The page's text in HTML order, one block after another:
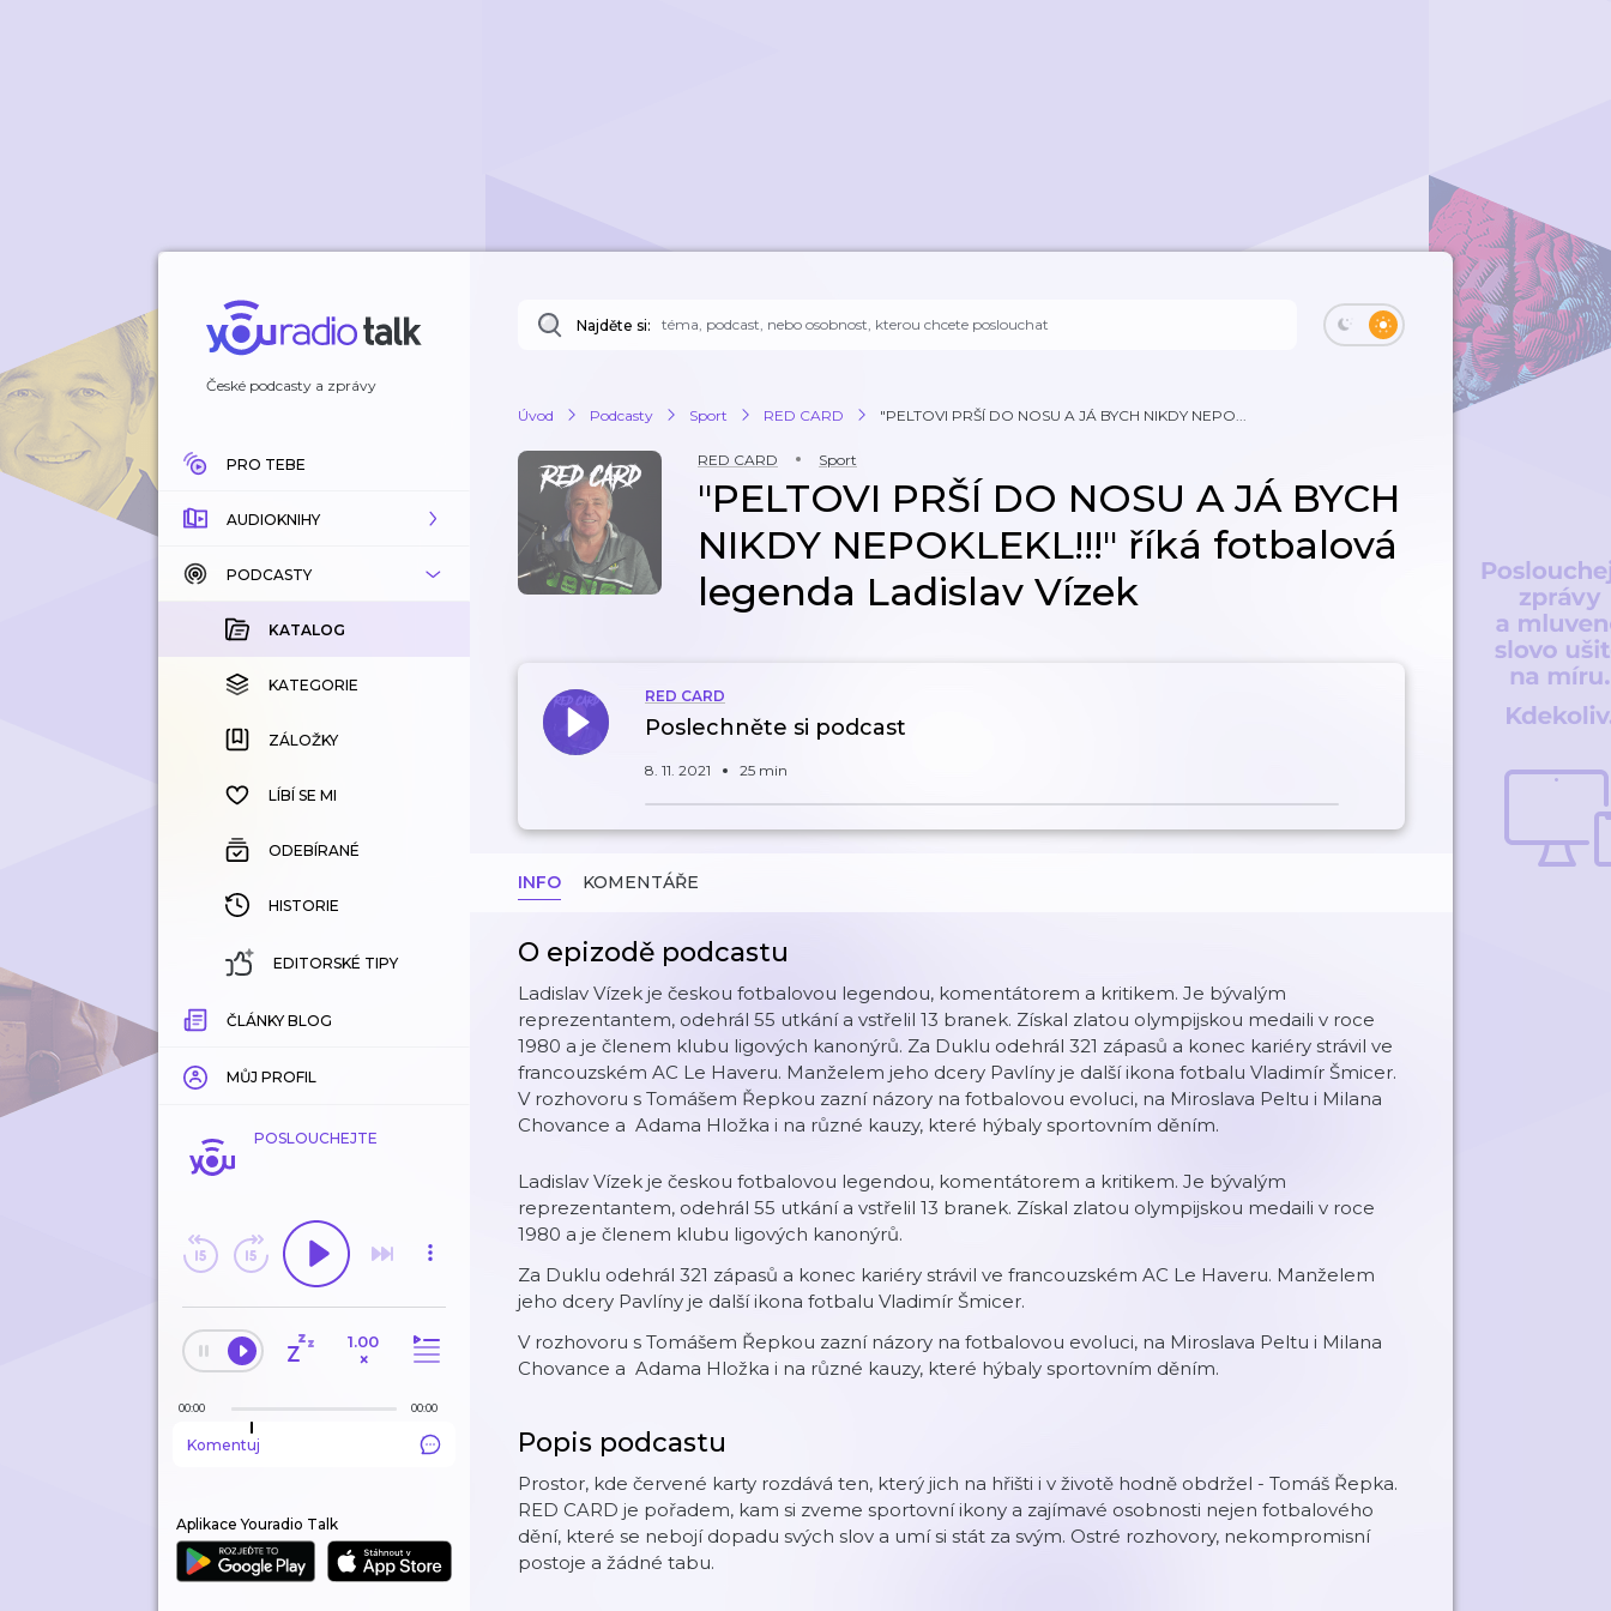
České podcasty a zprávy
PRO TEBE
AUDIOKNIHY
KATALOG
KOUPENÉ
KATEGORIE
ZÁLOŽKY
HISTORIE
PODCASTY
KATALOG
KATEGORIE
ZÁLOŽKY
LÍBÍ SE MI
ODEBÍRANÉ
HISTORIE
EDITORSKÉ TIPY
ČLÁNKY BLOG
MŮJ PROFIL
POSLOUCHEJTE
1.00
×
00:00 00:00
Komentuj
Aplikace Youradio Talk
Najděte si:
Úvod Podcasty Sport RED CARD "PELTOVI PRŠÍ DO NOSU A JÁ BYCH NIKDY NEPO...
RED CARD Sport
"PELTOVI PRŠÍ DO NOSU A JÁ BYCH
NIKDY NEPOKLEKL!!!" říká fotbalová
legenda Ladislav Vízek
RED CARD
Poslechněte si podcast
8. 11. 2021 25 min
INFO KOMENTÁŘE
O epizodě podcastu
Ladislav Vízek je českou fotbalovou legendou, komentátorem a kritikem. Je bývalým
reprezentantem, odehrál 55 utkání a vstřelil 13 branek. Získal zlatou olympijskou medaili v roce
1980 a je členem klubu ligových kanonýrů. Za Duklu odehrál 321 zápasů a konec kariéry strávil ve
francouzském AC Le Haveru. Manželem jeho dcery Pavlíny je další ikona fotbalu Vladimír Šmicer.
V rozhovoru s Tomášem Řepkou zazní názory na fotbalovou evoluci, na Miroslava Peltu i Milana
Chovance a Adama Hložka i na různé kauzy, které hýbaly sportovním děním.
Ladislav Vízek je českou fotbalovou legendou, komentátorem a kritikem. Je bývalým
reprezentantem, odehrál 55 utkání a vstřelil 13 branek. Získal zlatou olympijskou medaili v roce
1980 a je členem klubu ligových kanonýrů.
Za Duklu odehrál 321 zápasů a konec kariéry strávil ve francouzském AC Le Haveru. Manželem
jeho dcery Pavlíny je další ikona fotbalu Vladimír Šmicer.
V rozhovoru s Tomášem Řepkou zazní názory na fotbalovou evoluci, na Miroslava Peltu i Milana
Chovance a Adama Hložka i na různé kauzy, které hýbaly sportovním děním.
Popis podcastu
Prostor, kde červené karty rozdává ten, který jich na hřišti i v životě hodně obdržel - Tomáš Řepka.
RED CARD je pořadem, kam si zveme sportovní ikony a zajímavé osobnosti nejen fotbalového
dění, které se nebojí dopadu svých slov a umí si stát za svým. Ostré rozhovory, nekompromisní
postoje a žádné tabu.